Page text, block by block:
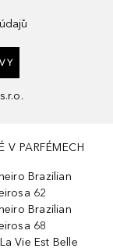
V PARFÉMECH
Brazilian
62
Brazilian
68
Vie Est Belle